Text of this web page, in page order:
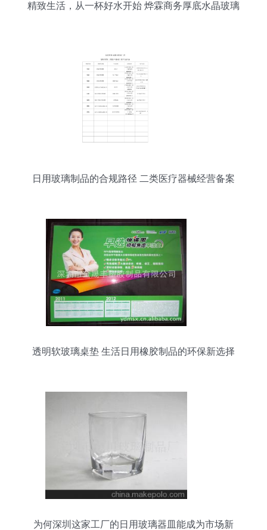
精致生活，从一杯好水开始 烨霖商务厚底水晶玻璃
日用玻璃制品的合规路径 二类医疗器械经营备案
透明软玻璃桌垫 生活日用橡胶制品的环保新选择
为何深圳这家工厂的日用玻璃器皿能成为市场新